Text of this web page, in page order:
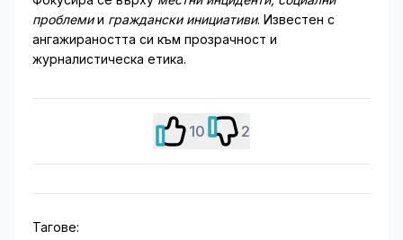
проблемии граждански инициативи. Известен с
ангажираността си към прозрачност и
журналистическа етика.
10 2
Тагове: